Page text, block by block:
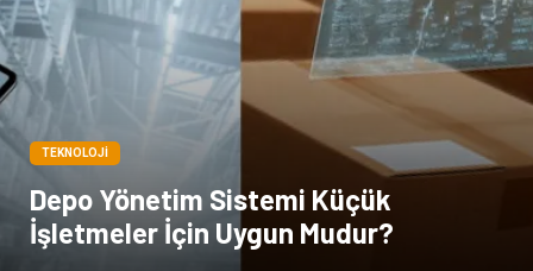
TEKNOLOJI
Depo Yönetim Sistemi Küçük
İşletmeler İçin Uygun Mudur?